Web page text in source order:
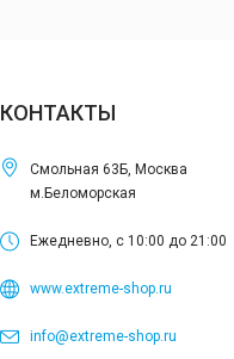
КОНТАКТЫ
Смольная 63Б, Москва
м.Беломорская
Ежедневно, с 10:00 до 21:00
www.extreme-shop.ru
info@extreme-shop.ru